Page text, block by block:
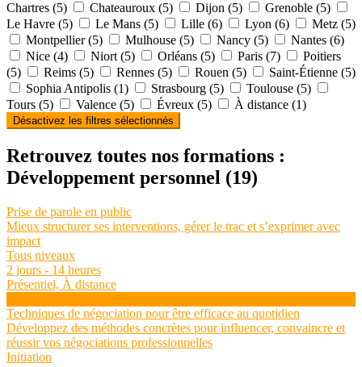
Chartres (5)
Chateauroux (5) Dijon (5)
Grenoble (5)
Le Havre (5)
Le Mans (5) Lille (6) Lyon (6)
Metz (5)
Montpellier (5)
Mulhouse (5) Nancy (5)
Nantes (6)
Nice (4)
Niort (5) Orléans (5) Paris (7)
Poitiers
(5)
Reims (5) Rennes (5) Rouen (5)
Saint-Étienne (5)
Sophia Antipolis (1)
Strasbourg (5)
Toulouse (5)
Tours (5)
Valence (5) Évreux (5) À distance (1)
Désactivez les filtres sélectionnés
Retrouvez toutes nos formations :
Développement personnel (19)
Prise de parole en public
Mieux structurer ses interventions, gérer le trac et s’exprimer avec
impact
Tous niveaux
2 jours - 14 heures
Présentiel, À distance
Techniques de négociation pour être efficace au quotidien
Développez des méthodes concrètes pour influencer, convaincre et
réussir vos négociations professionnelles
Initiation